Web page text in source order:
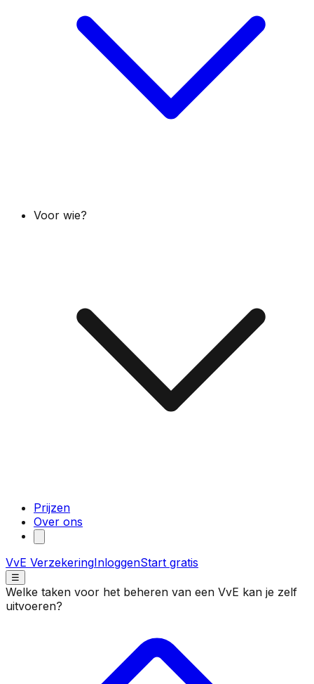
Voor wie?
Prijzen
Over ons
VvE VerzekeringInloggenStart gratis
☰
Welke taken voor het beheren van een VvE kan je zelf
uitvoeren?